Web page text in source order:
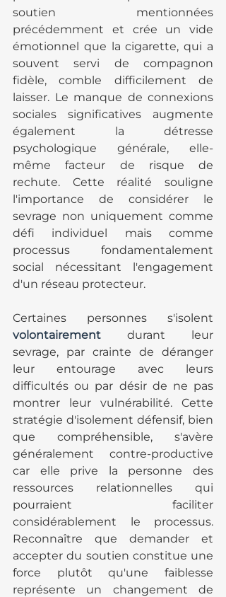
soutien mentionnées
précédemment et crée un vide
émotionnel que la cigarette, qui a
souvent servi de compagnon
fidèle, comble difficilement de
laisser. Le manque de connexions
sociales significatives augmente
également la détresse
psychologique générale, elle-
même facteur de risque de
rechute. Cette réalité souligne
l'importance de considérer le
sevrage non uniquement comme
défi individuel mais comme
processus fondamentalement
social nécessitant l'engagement
d'un réseau protecteur.
volontairement durant leur
sevrage, par crainte de déranger
leur entourage avec leurs
difficultés ou par désir de ne pas
montrer leur vulnérabilité. Cette
stratégie d'isolement défensif, bien
que compréhensible, s'avère
généralement contre-productive
car elle prive la personne des
ressources relationnelles qui
pourraient faciliter
considérablement le processus.
Reconnaître que demander et
accepter du soutien constitue une
force plutôt qu'une faiblesse
représente un changement de